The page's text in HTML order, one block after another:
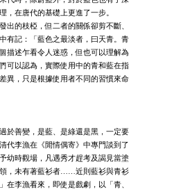
，在唐代的基礎上更進了一步。
的枝椏，但二者的關係卻剪不斷、
有記：「藍色之最淡者，曰天青。青
描述乍看令人迷惑，但也可以理解為
可以認為，實際使用中的青和藍在指
異，只是根據使用者不同的習慣來命
善變，是藍、是綠還是黑，一定要
代李漁在《閒情偶寄》中專門談到了
幼時觀場，凡遇秀才趕考及謁見當塗
，未有著藍衫者……近則藍衫與青衫
在李漁看來，即使是戲劇，以「青、